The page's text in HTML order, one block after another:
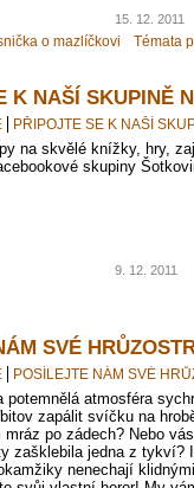
15. 12. 2011
o mazlíčkovi Témata
K NAŠÍ SKUPINĚ
PŘIPOJTE SE K NAŠÍ
na skvělé knížky, hry,
skupiny
9. 12. 2011
SVÉ
POSÍLEJTE NÁM SVÉ
potemnělá atmosféra
zapálit svíčku na
mráz po zádech? Nebo
zašklebila jedna z tykví?
nenechají